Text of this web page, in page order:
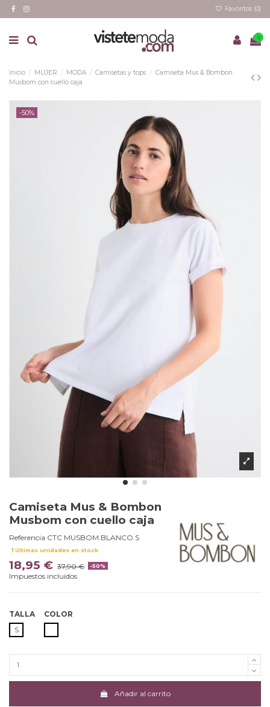
Favoritos (0)
0
Inicio MUJER MODA Camisetas y tops
Camiseta Mus & Bombon
Musbom con cuello caja
-50%
Camiseta Mus & Bombon
Musbom con cuello caja
Referencia CTC MUSBOM.BLANCO.S
Últimas unidades en stock
18,95 € 37,90 € -50%
Impuestos incluidos
TALLA
S
COLOR
Añadir al carrito